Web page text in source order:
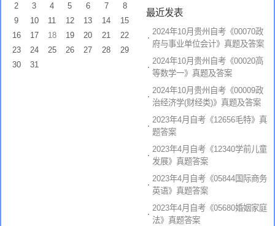
2
3 4 5 6 7
8
9
10 11 12 13 14
15
16
17 18 19 20 21
22
23
24 25 26 27 28
29
30
31
最近发表
2024年10月贵州自考《00070政
府与事业单位会计》真题及答案
2024年10月贵州自考《00020高
等数学一》真题及答案
2024年10月贵州自考《00009政
治经济学(财经类)》真题及答案
2023年4月自考《12656毛特》真
题答案
2023年4月自考《12340学前儿童
发展》真题答案
2023年4月自考《05844国际商务
英语》真题答案
2023年4月自考《05680婚姻家庭
法》真题答案